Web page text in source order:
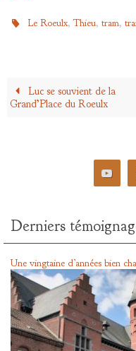
Le Roeulx,Thieu,tram,
Luc se souvient de la
Grand’Place du Roeulx
Derniers
Une vingtaine d’années bien